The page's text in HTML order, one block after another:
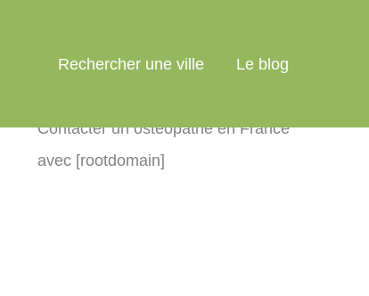
Rechercher une ville Le blog
Contacter un ostéopathe en France
avec [rootdomain]